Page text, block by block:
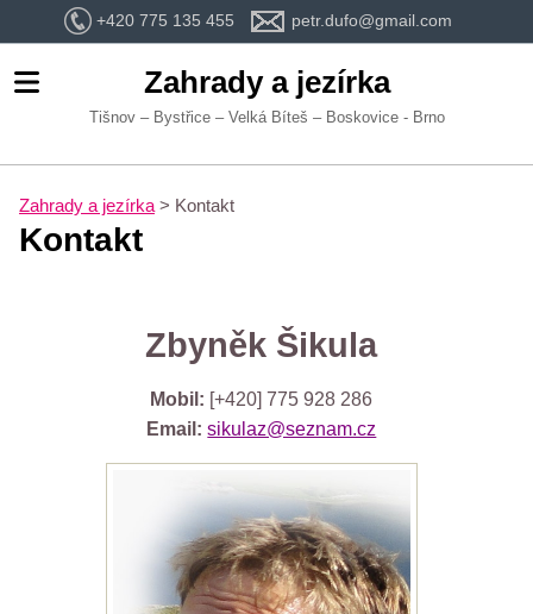
+420 775 135 455 petr.dufo@gmail.com
Zahrady a jezírka
Tišnov – Bystřice – Velká Bíteš – Boskovice - Brno
Zahrady a jezírka > Kontakt
Kontakt
Zbyněk Šikula
Mobil: [+420] 775 928 286
Email: sikulaz@seznam.cz